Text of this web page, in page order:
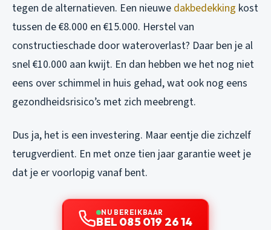
tegen de alternatieven. Een nieuwe dakbedekking kost
tussen de €8.000 en €15.000. Herstel van
constructieschade door wateroverlast? Daar ben je al
snel €10.000 aan kwijt. En dan hebben we het nog niet
eens over schimmel in huis gehad, wat ook nog eens
gezondheidsrisico’s met zich meebrengt.
Dus ja, het is een investering. Maar eentje die zichzelf
terugverdient. En met onze tien jaar garantie weet je
dat je er voorlopig vanaf bent.
NU BEREIKBAAR
BEL 085 019 26 14